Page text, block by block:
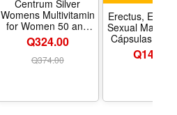
Centrum Silver
Womens Multivitamin
for Women 50 and
Over, 200 Tablets |
Contains Vitamin D3,
B Vitamins, Calcium,
Memory and
Q324.00
Q374.00
Erectus,
Sexual
Cápsulas,
Q142.00